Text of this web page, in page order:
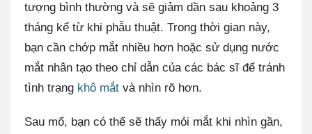
tượng bình thường và sẽ giảm dần sau khoảng 3
tháng kể từ khi phẫu thuật. Trong thời gian này,
bạn cần chớp mắt nhiều hơn hoặc sử dụng nước
mắt nhân tạo theo chỉ dẫn của các bác sĩ để tránh
tình trạng khô mắt và nhìn rõ hơn.
Sau mổ, bạn có thể sẽ thấy mỏi mắt khi nhìn gần,